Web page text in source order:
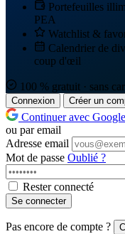
Portefeuilles
PEA
Watchlist &
Calendrier de
coup d'œil
100 % gratuit · sans
Connexion Créer un
Continuer avec Google
ou par email
Adresse email
Mot de passe Oublié ?
Rester connecté
Se connecter
Pas encore de compte ?